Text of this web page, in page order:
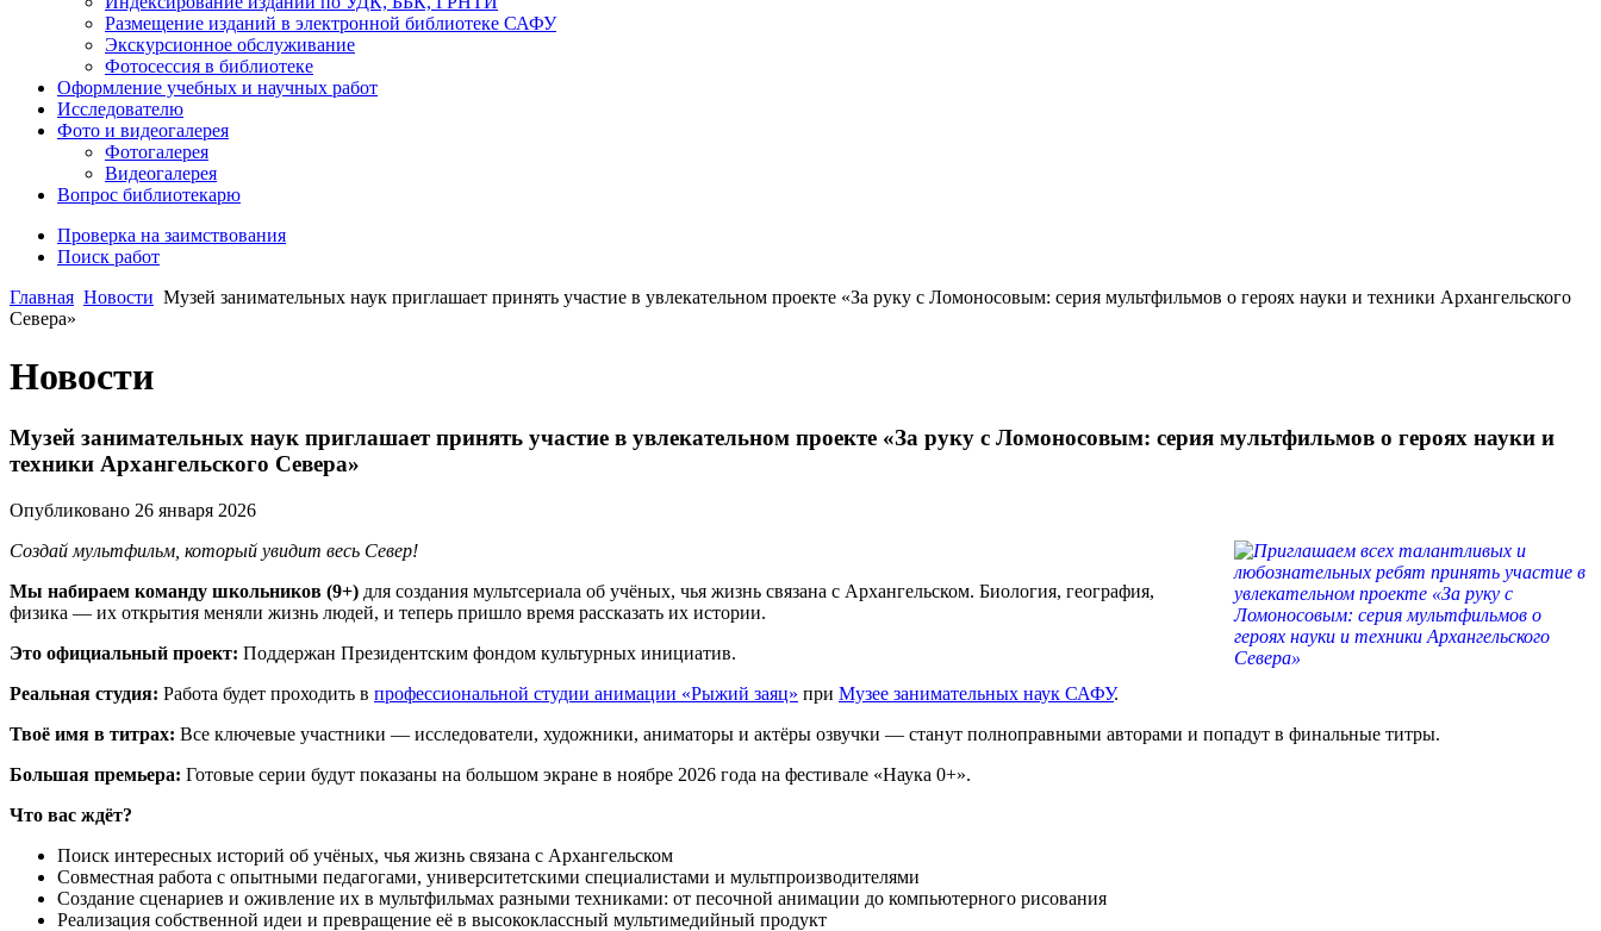
Размещение изданий в электронной библиотеке САФУ
Экскурсионное обслуживание
Фотосессия в библиотеке
Оформление учебных и научных работ
Исследователю
Фото и видеогалерея
Фотогалерея
Видеогалерея
Вопрос библиотекарю
Проверка на заимствования
Поиск работ
Главная Новости Музей занимательных наук приглашает принять участие в увлекательном проекте «За руку с Ломоносовым: серия мультфильмов о героях науки и техники Архангельского
Севера»
Новости
Музей занимательных наук приглашает принять участие в увлекательном проекте «За руку с Ломоносовым: серия мультфильмов о героях науки и
техники Архангельского Севера»
Опубликовано 26 января 2026
Создай мультфильм, который увидит весь Север!
Мы набираем команду школьников (9+) для создания мультсериала об учёных, чья жизнь связана с Архангельском. Биология, география,
физика — их открытия меняли жизнь людей, и теперь пришло время рассказать их истории.
Это официальный проект: Поддержан Президентским фондом культурных инициатив.
Реальная студия: Работа будет проходить в профессиональной студии анимации «Рыжий заяц» при Музее занимательных наук САФУ.
Твоё имя в титрах: Все ключевые участники — исследователи, художники, аниматоры и актёры озвучки — станут полноправными авторами и попадут в финальные титры.
Большая премьера: Готовые серии будут показаны на большом экране в ноябре 2026 года на фестивале «Наука 0+».
Что вас ждёт?
Поиск интересных историй об учёных, чья жизнь связана с Архангельском
Совместная работа с опытными педагогами, университетскими специалистами и мультпроизводителями
Создание сценариев и оживление их в мультфильмах разными техниками: от песочной анимации до компьютерного рисования
Реализация собственной идеи и превращение её в высококлассный мультимедийный продукт